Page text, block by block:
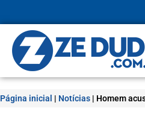
Página inicial | Notícias | Homem